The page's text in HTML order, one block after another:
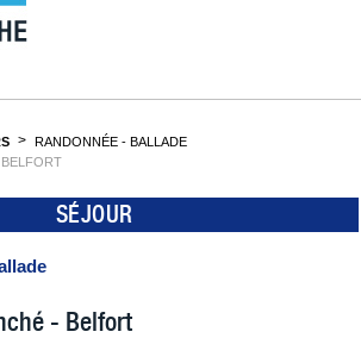
RANDONNÉE - BALLADE
BELFORT
SÉJOUR
- Belfort